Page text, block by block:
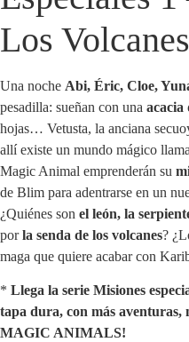
Los Volcanes
Una noche Abi, Éric, Cloe,
pesadilla: sueñan con una acacia
hojas… Vetusta, la anciana
allí existe un mundo mágico
Magic Animal emprenderán su
de Blim para adentrarse en un
¿Quiénes son el león, la
porla senda de los volcanes?
maga que quiere acabar con
* Llega la serie Misiones
tapa dura, con más aventuras,
MAGIC ANIMALS!